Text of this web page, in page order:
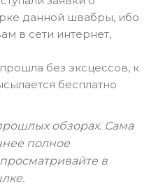
данной швабры, ибо
в сети интернет,
без эксцессов, к
бесплатно
обзорах. Сама
полное
в